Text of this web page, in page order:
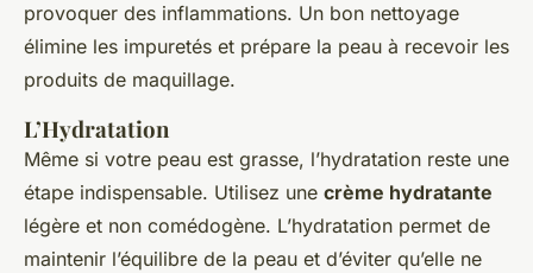
provoquer des inflammations. Un bon nettoyage
élimine les impuretés et prépare la peau à recevoir les
produits de maquillage.
L’Hydratation
Même si votre peau est grasse, l’hydratation reste une
étape indispensable. Utilisez une crème hydratante
légère et non comédogène. L’hydratation permet de
maintenir l’équilibre de la peau et d’éviter qu’elle ne